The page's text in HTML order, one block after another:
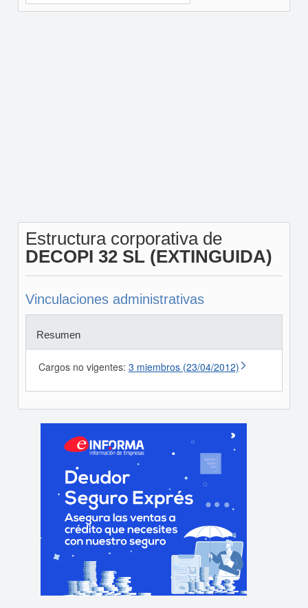
Estructura corporativa de
DECOPI 32 SL (EXTINGUIDA)
Vinculaciones administrativas
Resumen
Cargos no vigentes: 3 miembros (23/04/2012)